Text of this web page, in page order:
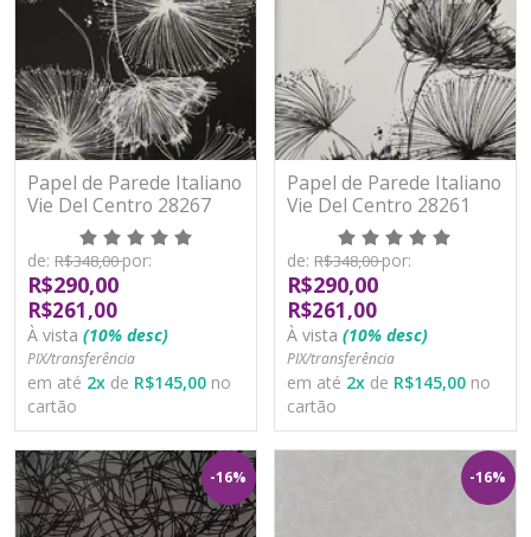
Papel de Parede Italiano
Vie Del Centro 28267
Vinílico Lavável
de: R$348,00por:
R$290,00
R$261,00
À vista (10% desc)
PIX/transferência
em até 2x de R$145,00 no
cartão
Papel de Parede Italiano
Vie Del Centro 28261
Vinílico Lavável
de: R$348,00por:
R$290,00
R$261,00
À vista (10% desc)
PIX/transferência
em até 2x de R$145,00 no
cartão
-16% -16%